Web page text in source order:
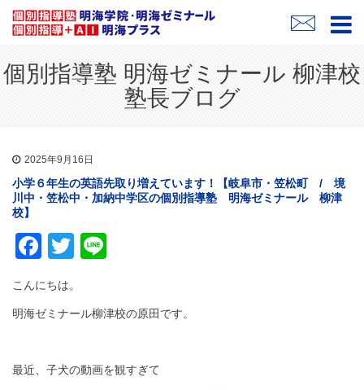
個別指導塾 明海ゼミナール 柳津校
塾長ブログ
2025年9月16日
小学６年生の英語先取り増えています！【岐阜市・笠松町 / 境
川中・笠松中・加納中学区の個別指導塾 明海ゼミナール 柳津
校】
Facebook
Twitter
こんにちは。
明海ゼミナール柳津校の原田です。
最近、子犬の動画を観すぎて